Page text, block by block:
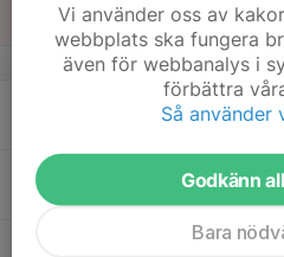
v.21
20
Vi använder oss av
webbplats ska fungera
även för webbanalys i
förbättra
Så använder
Godkänn
Bara